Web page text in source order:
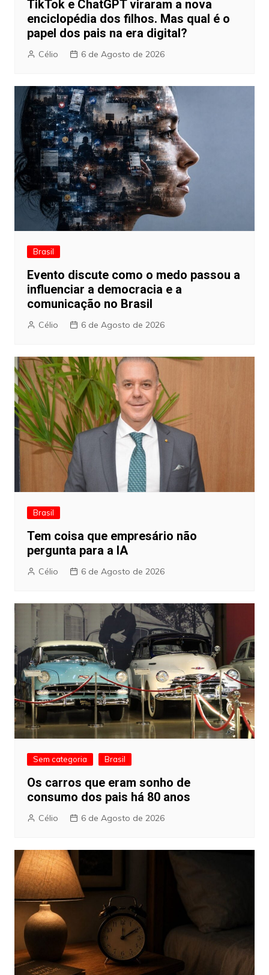
TikTok e ChatGPT viraram a nova
enciclopédia dos filhos. Mas qual é o
papel dos pais na era digital?
Célio 6 de Agosto de 2026
Brasil
Evento discute como o medo passou a
influenciar a democracia e a
comunicação no Brasil
Célio 6 de Agosto de 2026
Brasil
Tem coisa que empresário não
pergunta para a IA
Célio 6 de Agosto de 2026
Sem categoria Brasil
Os carros que eram sonho de
consumo dos pais há 80 anos
Célio 6 de Agosto de 2026